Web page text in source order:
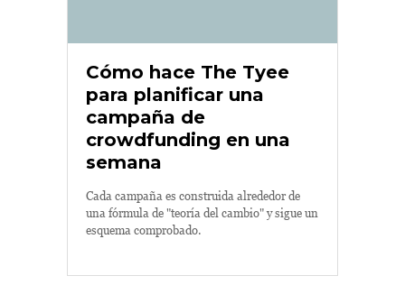
Cómo hace The Tyee
para planificar una
campaña de
crowdfunding en una
semana
Cada campaña es construida alrededor de
una fórmula de "teoría del cambio" y sigue un
esquema comprobado.